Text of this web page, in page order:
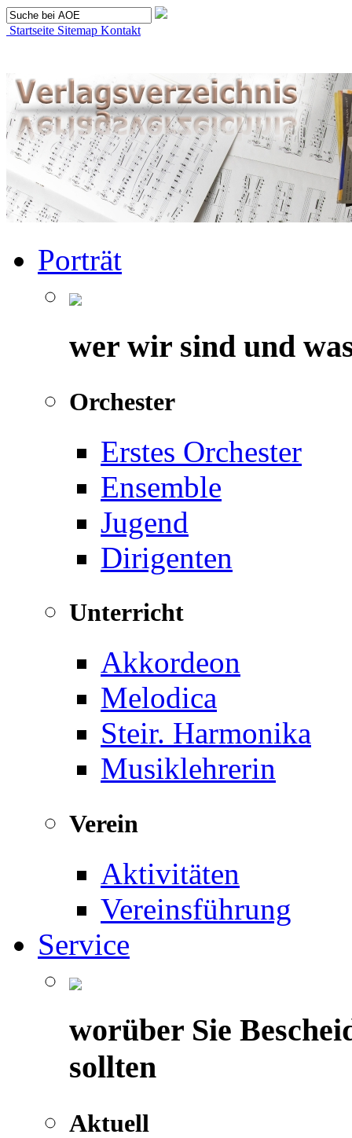
Startseite Sitemap Kontakt
Porträt
wer wir sind und
Orchester
Erstes Orchester
Ensemble
Jugend
Dirigenten
Unterricht
Akkordeon
Melodica
Steir. Harmonika
Musiklehrerin
Verein
Aktivitäten
Vereinsführung
Service
worüber Sie
sollten
Aktuell